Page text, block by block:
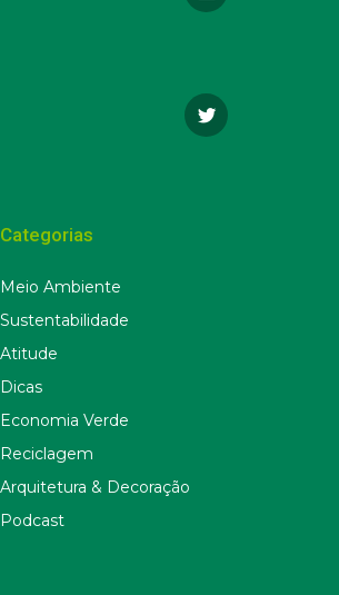
Categorias
Meio Ambiente
Sustentabilidade
Atitude
Dicas
Economia Verde
Reciclagem
Arquitetura & Decoração
Podcast